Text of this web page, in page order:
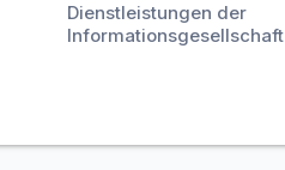
Dienstleistungen der
Informationsgesellschaft